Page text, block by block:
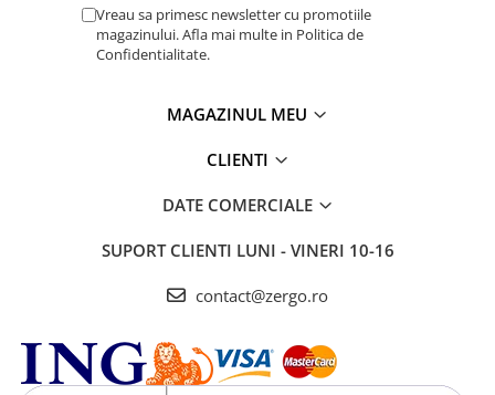
Vreau sa primesc newsletter cu promotiile
magazinului. Afla mai multe in Politica de
Confidentialitate.
MAGAZINUL MEU
CLIENTI
DATE COMERCIALE
SUPORT CLIENTI LUNI - VINERI 10-16
contact@zergo.ro